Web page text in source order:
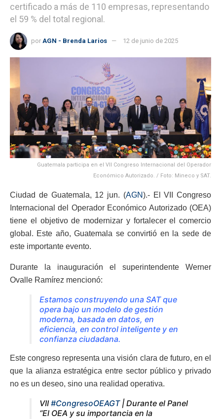
certificado a más de 110 empresas, representando
el 59 % del total regional.
por AGN - Brenda Larios 12 de junio de 2025
Guatemala participa en el VII Congreso Internacional del Operador
Económico Autorizado. / Foto: Mineco y SAT.
Ciudad de Guatemala, 12 jun. (AGN).- El VII Congreso
Internacional del Operador Económico Autorizado (OEA)
tiene el objetivo de modernizar y fortalecer el comercio
global. Este año, Guatemala se convirtió en la sede de
este importante evento.
Durante la inauguración el superintendente Werner
Ovalle Ramírez mencionó:
Estamos construyendo una SAT que
opera bajo un modelo de gestión
moderna, basada en datos, en
eficiencia, en control inteligente y en
confianza ciudadana.
Este congreso representa una visión clara de futuro, en el
que la alianza estratégica entre sector público y privado
no es un deseo, sino una realidad operativa.
VII#CongresoOEAGT| Durante el Panel
“El OEA y su importancia en la